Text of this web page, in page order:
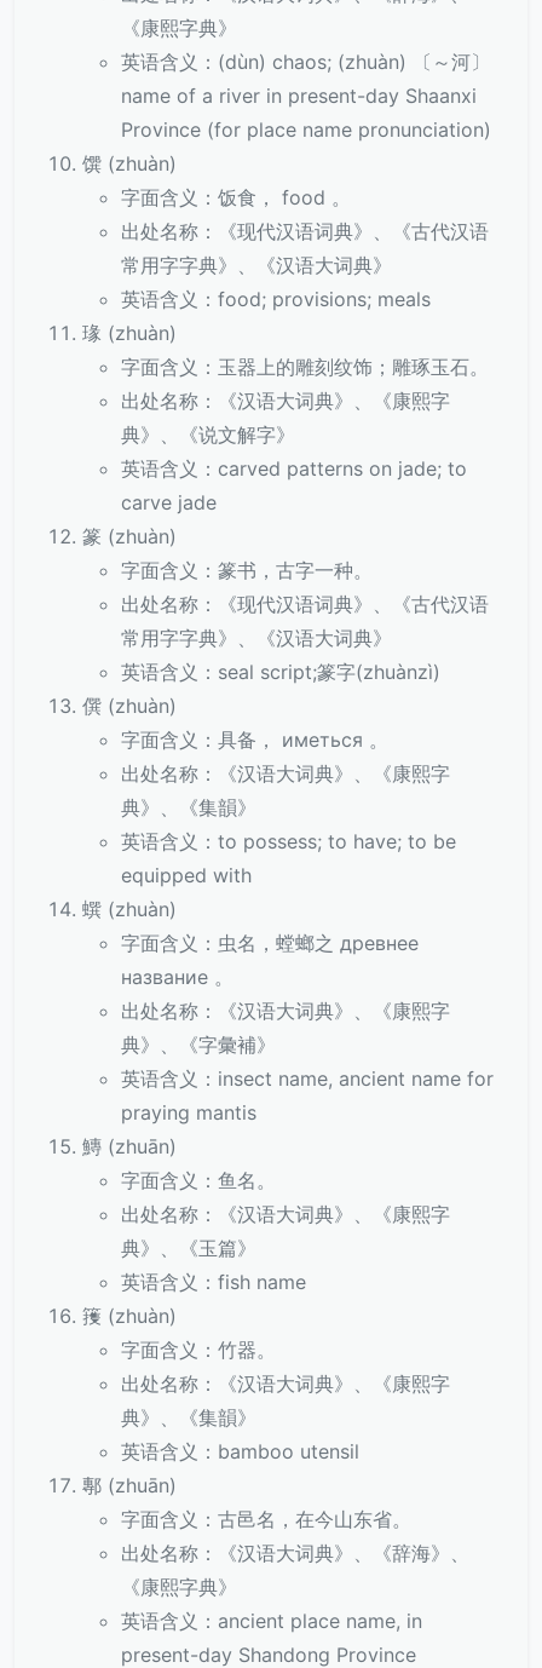
《康熙字典》
英语含义：(dùn) chaos; (zhuàn) 〔～河〕
name of a river in present-day Shaanxi
Province (for place name pronunciation)
馔 (zhuàn)
字面含义：饭食， food 。
出处名称：《现代汉语词典》、《古代汉语
常用字字典》、《汉语大词典》
英语含义：food; provisions; meals
瑑 (zhuàn)
字面含义：玉器上的雕刻纹饰；雕琢玉石。
出处名称：《汉语大词典》、《康熙字
典》、《说文解字》
英语含义：carved patterns on jade; to
carve jade
篆 (zhuàn)
字面含义：篆书，古字一种。
出处名称：《现代汉语词典》、《古代汉语
常用字字典》、《汉语大词典》
英语含义：seal script;篆字(zhuànzì)
僎 (zhuàn)
字面含义：具备， иметься 。
出处名称：《汉语大词典》、《康熙字
典》、《集韻》
英语含义：to possess; to have; to be
equipped with
蟤 (zhuàn)
字面含义：虫名，螳螂之 древнее
название 。
出处名称：《汉语大词典》、《康熙字
典》、《字彙補》
英语含义：insect name, ancient name for
praying mantis
鱄 (zhuān)
字面含义：鱼名。
出处名称：《汉语大词典》、《康熙字
典》、《玉篇》
英语含义：fish name
䉟 (zhuàn)
字面含义：竹器。
出处名称：《汉语大词典》、《康熙字
典》、《集韻》
英语含义：bamboo utensil
鄟 (zhuān)
字面含义：古邑名，在今山东省。
出处名称：《汉语大词典》、《辞海》、
《康熙字典》
英语含义：ancient place name, in
present-day Shandong Province